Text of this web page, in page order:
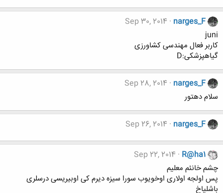
narges_F
Sep 30, 2014
juni
کاربر فعال مهندسی کشاورزی
گیاهپزشکی:D
narges_F
Sep 28, 2014
سلام دهتور
narges_F
Sep 26, 2014
R@ha1
Sep 22, 2014
چشم خانئم معلیم
پس اولجه اولاری اوخویوب سورا سیزه دیرم کی اوبیریسی درسلری
باشلیاخ